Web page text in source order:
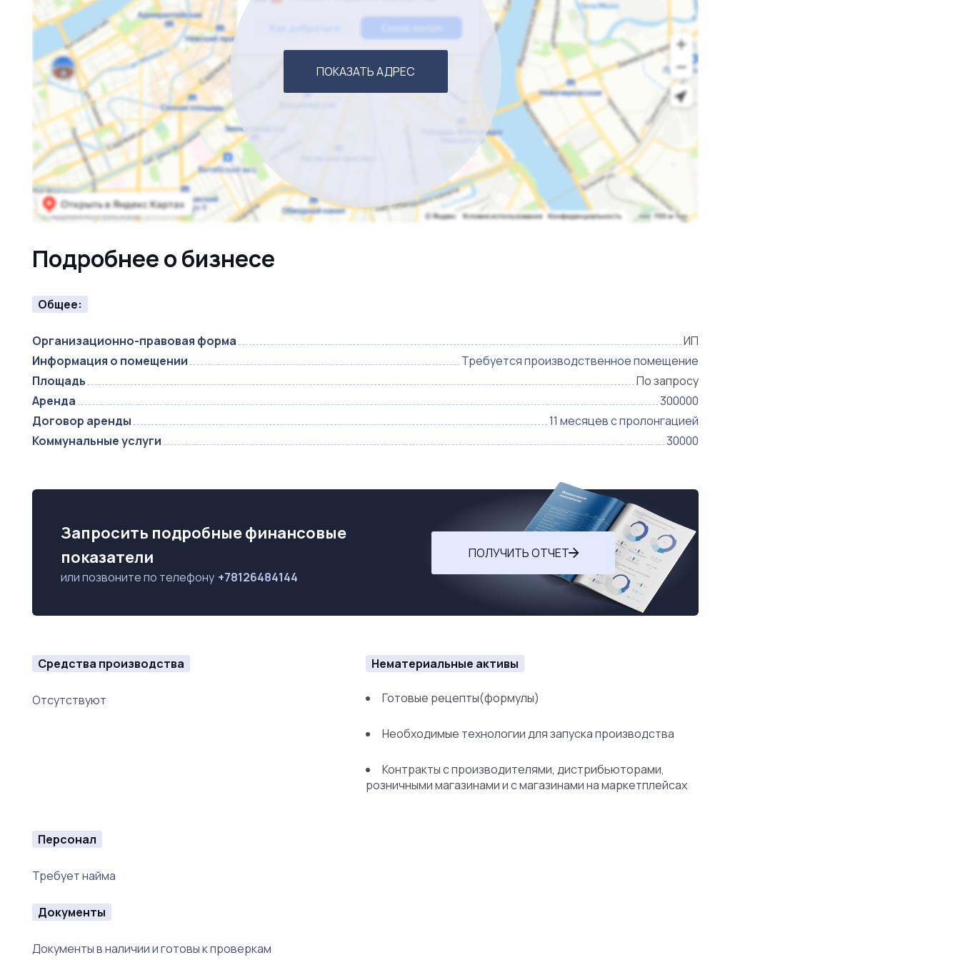
ПОКАЗАТЬ АДРЕС
Подробнее о бизнесе
Общее:
Организационно-правовая форма
ИП
Информация о помещении
Требуется производственное помещение
Площадь
По запросу
Аренда
300000
Договор аренды
11 месяцев с пролонгацией
Коммунальные услуги
30000
Запросить подробные финансовые
показатели
или позвоните по телефону +78126484144
ПОЛУЧИТЬ ОТЧЕТ
Средства производства
Отсутствуют
Нематериальные активы
Готовые рецепты(формулы)
Необходимые технологии для запуска производства
Контракты с производителями, дистрибьюторами,
розничными магазинами и с магазинами на маркетплейсах
Персонал
Требует найма
Документы
Документы в наличии и готовы к проверкам